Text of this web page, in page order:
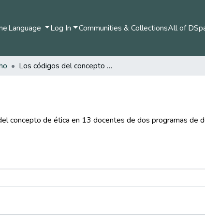
Language Log In Communities & CollectionsAll of
Los códigos del concepto de ética en 13 docentes de dos programas de derecho.
concepto de ética en 13 docentes de dos programas de